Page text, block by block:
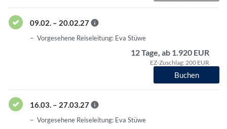
09.02. – 20.02.27
Vorgesehene Reiseleitung: Eva Stüwe
12 Tage, ab 1.920 EUR
EZ-Zuschlag: 200 EUR
Buchen
16.03. – 27.03.27
Vorgesehene Reiseleitung: Eva Stüwe